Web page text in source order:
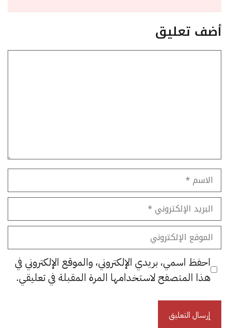
أضف تعليق
الاسم
البريد
الإلكتروني
الموقع
الإلكتروني
احفظ اسمي، بريدي الإلكتروني، والموقع الإلكتروني في
هذا المتصفح لاستخدامها المرة المقبلة في تعليقي.